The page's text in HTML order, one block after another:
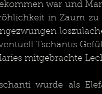
war und
in Zaum
Tschantis
mitgebrachte
wurde als